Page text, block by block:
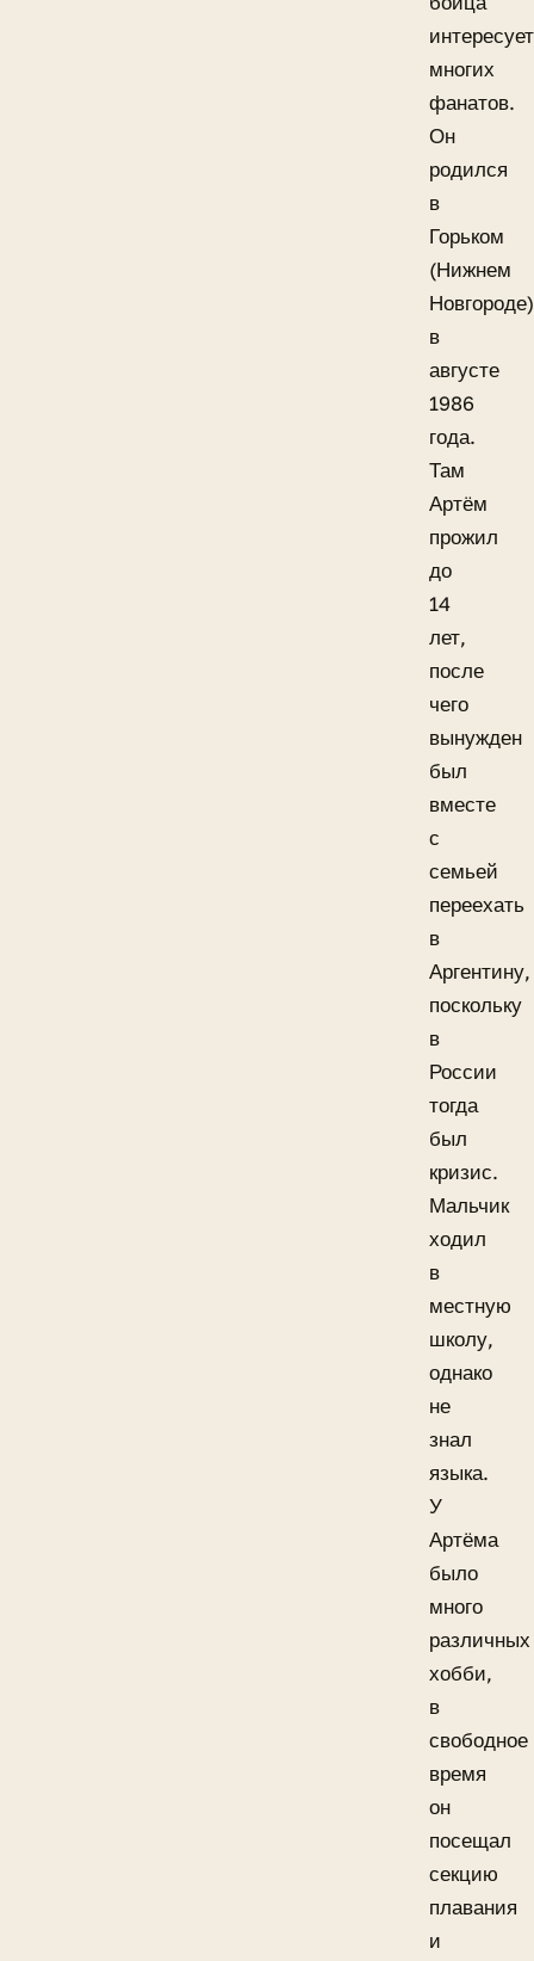
интересует
многих
фанатов.
Он
родился
в
Горьком
(Нижнем
Новгороде)
в
августе
1986
года.
Там
Артём
прожил
до
14
лет,
после
чего
вынужден
был
вместе
с
семьей
переехать
в
Аргентину,
поскольку
в
России
тогда
был
кризис.
Мальчик
ходил
в
местную
школу,
однако
не
знал
языка.
У
Артёма
было
много
различных
хобби,
в
свободное
время
он
посещал
секцию
плавания
и